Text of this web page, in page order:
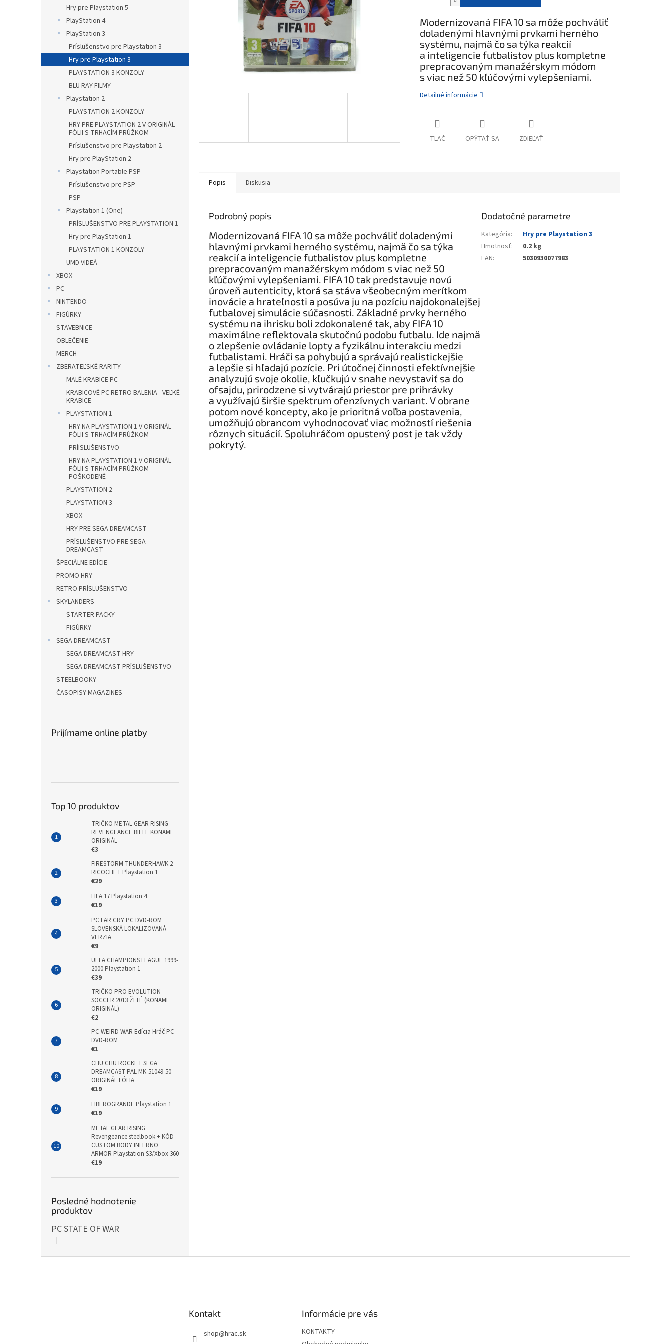
Hry pre Playstation 5
PlayStation 4
PlayStation 3
Príslušenstvo pre Playstation 3
Hry pre Playstation 3
PLAYSTATION 3 KONZOLY
BLU RAY FILMY
Playstation 2
PLAYSTATION 2 KONZOLY
HRY PRE PLAYSTATION 2 V ORIGINÁL
FÓLII S TRHACÍM PRÚŽKOM
Príslušenstvo pre Playstation 2
Hry pre PlayStation 2
Playstation Portable PSP
Príslušenstvo pre PSP
PSP
Playstation 1 (One)
PRÍSLUŠENSTVO PRE PLAYSTATION 1
Hry pre PlayStation 1
PLAYSTATION 1 KONZOLY
UMD VIDEÁ
XBOX
PC
NINTENDO
FIGÚRKY
STAVEBNICE
OBLEČENIE
MERCH
ZBERATEĽSKÉ RARITY
MALÉ KRABICE PC
KRABICOVÉ PC RETRO BALENIA - VEĽKÉ
KRABICE
PLAYSTATION 1
HRY NA PLAYSTATION 1 V ORIGINÁL
FÓLII S TRHACÍM PRÚŽKOM
PRÍISLUŠENSTVO
HRY NA PLAYSTATION 1 V ORIGINÁL
FÓLII S TRHACÍM PRÚŽKOM -
POŠKODENÉ
PLAYSTATION 2
PLAYSTATION 3
XBOX
HRY PRE SEGA DREAMCAST
PRÍSLUŠENSTVO PRE SEGA
DREAMCAST
ŠPECIÁLNE EDÍCIE
PROMO HRY
RETRO PRÍSLUŠENSTVO
SKYLANDERS
STARTER PACKY
FIGÚRKY
SEGA DREAMCAST
SEGA DREAMCAST HRY
SEGA DREAMCAST PRÍSLUŠENSTVO
STEELBOOKY
ČASOPISY MAGAZINES
Prijímame online platby
Top 10 produktov
TRIČKO METAL GEAR RISING
REVENGEANCE BIELE KONAMI
ORIGINÁL
€3
FIRESTORM THUNDERHAWK 2
RICOCHET Playstation 1
€29
FIFA 17 Playstation 4
€19
PC FAR CRY PC DVD-ROM
SLOVENSKÁ LOKALIZOVANÁ
VERZIA
€9
UEFA CHAMPIONS LEAGUE 1999-
2000 Playstation 1
€39
TRIČKO PRO EVOLUTION
SOCCER 2013 ŽLTÉ (KONAMI
ORIGINÁL)
€2
PC WEIRD WAR Edícia Hráč PC
DVD-ROM
€1
CHU CHU ROCKET SEGA
DREAMCAST PAL MK-51049-50 -
ORIGINÁL FÓLIA
€19
LIBEROGRANDE Playstation 1
€19
METAL GEAR RISING
Revengeance steelbook + KÓD
CUSTOM BODY INFERNO
ARMOR Playstation S3/Xbox 360
€19
Posledné hodnotenie
produktov
PC STATE OF WAR
Hodnotenie produktu je 5 z 5 hviezdičiek.
|
Modernizovaná FIFA 10 sa môže pochváliť
doladenými hlavnými prvkami herného
systému, najmä čo sa týka reakcií
a inteligencie futbalistov plus kompletne
prepracovaným manažérskym módom
s viac než 50 kľúčovými vylepšeniami.
Detailné informácie
TLAČ OPÝTAŤ SA ZDIEĽAŤ
Popis Diskusia
Podrobný popis
Modernizovaná FIFA 10 sa môže pochváliť doladenými
hlavnými prvkami herného systému, najmä čo sa týka
reakcií a inteligencie futbalistov plus kompletne
prepracovaným manažérskym módom s viac než 50
kľúčovými vylepšeniami. FIFA 10 tak predstavuje novú
úroveň autenticity, ktorá sa stáva všeobecným merítkom
inovácie a hrateľnosti a posúva ju na pozíciu najdokonalejšej
futbalovej simulácie súčasnosti. Základné prvky herného
systému na ihrisku boli zdokonalené tak, aby FIFA 10
maximálne reflektovala skutočnú podobu futbalu. Ide najmä
o zlepšenie ovládanie lopty a fyzikálnu interakciu medzi
futbalistami. Hráči sa pohybujú a správajú realistickejšie
a lepšie si hľadajú pozície. Pri útočnej činnosti efektívnejšie
analyzujú svoje okolie, kľučkujú v snahe nevystaviť sa do
ofsajdu, prirodzene si vytvárajú priestor pre prihrávky
a využívajú širšie spektrum ofenzívnych variant. V obrane
potom nové koncepty, ako je prioritná voľba postavenia,
umožňujú obrancom vyhodnocovať viac možností riešenia
rôznych situácií. Spoluhráčom opustený post je tak vždy
pokrytý.
Dodatočné parametre
Kategória:
Hry pre Playstation 3
Hmotnosť:
0.2 kg
EAN: 5030930077983
Kontakt
shop@hrac.sk
Informácie pre vás
KONTAKTY